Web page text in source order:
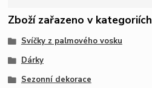
Zboží zařazeno v kategoriích
Svíčky z palmového vosku
Dárky
Sezonní dekorace